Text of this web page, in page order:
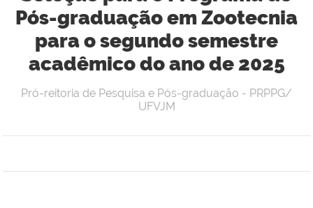
Pós-graduação em Zootecnia
para o segundo semestre
acadêmico do ano de 2025
Pró-reitoria de Pesquisa e Pós-graduação - PRPPG/
UFVJM